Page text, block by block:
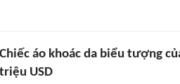
Chiếc áo khoác da biểu tượng
triệu USD